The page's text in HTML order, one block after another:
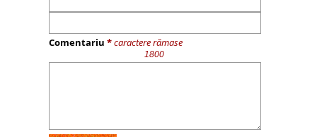
Comentariu *caractere rămase